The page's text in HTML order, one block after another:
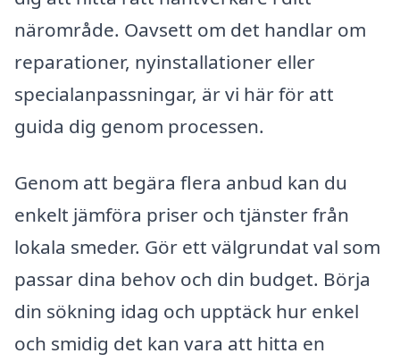
närområde. Oavsett om det handlar om
reparationer, nyinstallationer eller
specialanpassningar, är vi här för att
guida dig genom processen.
Genom att begära flera anbud kan du
enkelt jämföra priser och tjänster från
lokala smeder. Gör ett välgrundat val som
passar dina behov och din budget. Börja
din sökning idag och upptäck hur enkel
och smidig det kan vara att hitta en